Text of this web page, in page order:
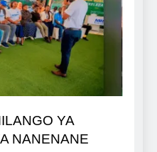
YA
NANENANE